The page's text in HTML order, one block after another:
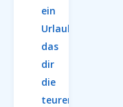
ein
Urlaubsziel,
das
dir
die
teuren